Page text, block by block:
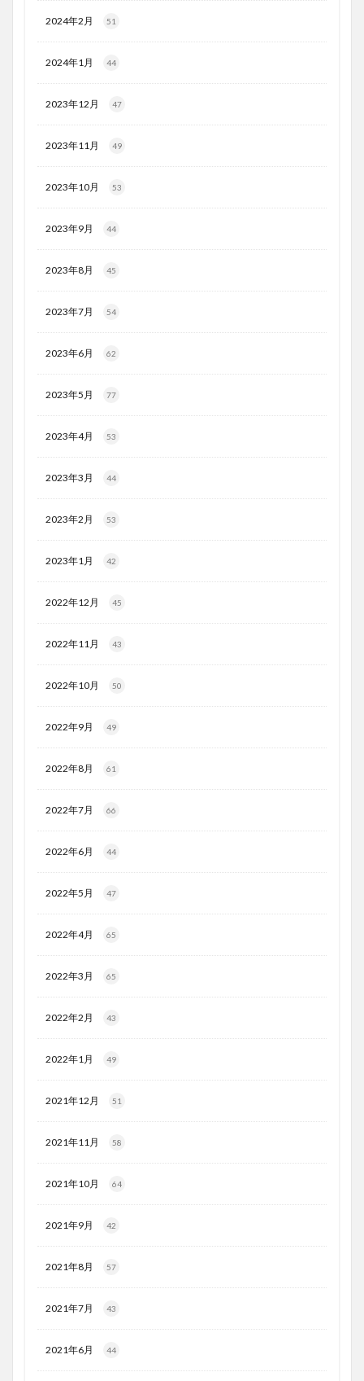
2024年2月 51
2024年1月 44
2023年12月 47
2023年11月 49
2023年10月 53
2023年9月 44
2023年8月 45
2023年7月 54
2023年6月 62
2023年5月 77
2023年4月 53
2023年3月 44
2023年2月 53
2023年1月 42
2022年12月 45
2022年11月 43
2022年10月 50
2022年9月 49
2022年8月 61
2022年7月 66
2022年6月 44
2022年5月 47
2022年4月 65
2022年3月 65
2022年2月 43
2022年1月 49
2021年12月 51
2021年11月 58
2021年10月 64
2021年9月 42
2021年8月 57
2021年7月 43
2021年6月 44